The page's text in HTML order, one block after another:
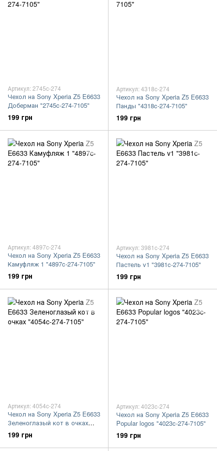
Артикул: 2745c-274
Чехол на Sony Xperia Z5 E6633
Доберман "2745c-274-7105"
199 грн
Артикул: 4318c-274
Чехол на Sony Xperia Z5 E6633
Панды "4318c-274-7105"
199 грн
Артикул: 4897c-274
Чехол на Sony Xperia Z5 E6633
Камуфляж 1 "4897c-274-7105"
199 грн
Артикул: 3981c-274
Чехол на Sony Xperia Z5 E6633
Пастель v1 "3981c-274-7105"
199 грн
Артикул: 4054c-274
Чехол на Sony Xperia Z5 E6633
Зеленоглазый кот в очках
"4054c-274-7105"
199 грн
Артикул: 4023c-274
Чехол на Sony Xperia Z5 E6633
Popular logos "4023c-274-7105"
199 грн